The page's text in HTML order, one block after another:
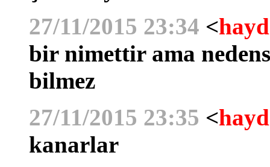
27/11/2015 23:34 <
bir nimettir ama
bilmez
27/11/2015 23:35 <
kanarlar